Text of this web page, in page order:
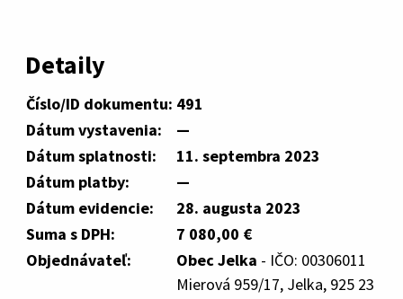
Detaily
Číslo/ID dokumentu: 491
Dátum vystavenia:
—
Dátum splatnosti:
11. septembra 2023
Dátum platby:
—
Dátum evidencie:
28. augusta 2023
Suma s DPH:
7 080,00 €
Objednávateľ:
Obec Jelka - IČO: 00306011
Mierová 959/17, Jelka, 925 23